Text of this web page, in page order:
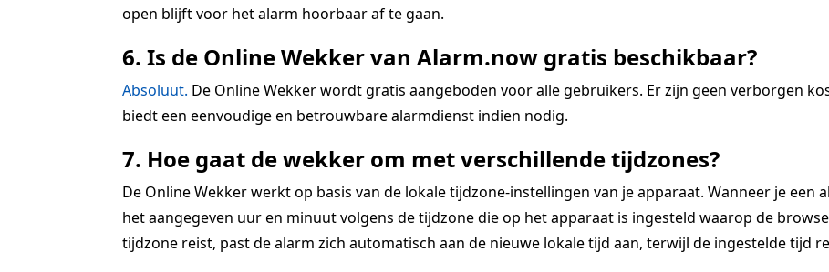
open blijft voor het alarm hoorbaar af te gaan.
6. Is de Online Wekker van Alarm.now gratis beschikbaar?
Absoluut. De Online Wekker wordt gratis aangeboden voor alle gebruikers. Er zijn geen verborgen
biedt een eenvoudige en betrouwbare alarmdienst indien nodig.
7. Hoe gaat de wekker om met verschillende tijdzones?
De Online Wekker werkt op basis van de lokale tijdzone-instellingen van je apparaat. Wanneer je
het aangegeven uur en minuut volgens de tijdzone die op het apparaat is ingesteld waarop de
tijdzone reist, past de alarm zich automatisch aan de nieuwe lokale tijd aan, terwijl de ingestelde tijd